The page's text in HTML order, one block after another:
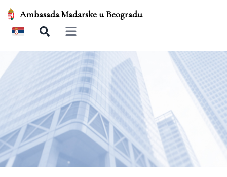
Ambasada Madarske u Beogradu
Open main menu